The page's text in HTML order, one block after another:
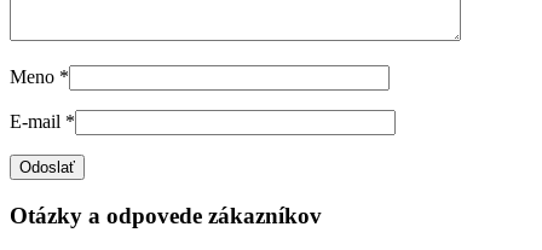
Meno *
E-mail *
Otázky a odpovede zákazníkov